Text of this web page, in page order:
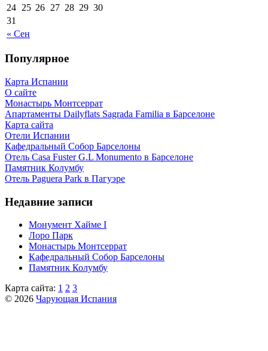
« Сен
24 25 26 27 28 29 30
31
Популярное
Карта Испании
О сайте
Монастырь Монтсеррат
Апартаменты Dailyflats Sagrada Familia в Барселоне
Карта сайта
Отели Испании
Кафeдрaльный Собор Барселоны
Отель Casa Fuster G.L Monumento в Барселоне
Пaмятник Колумбу
Отель Paguera Park в Пагуэре
Недавние записи
Монумент Хайме I
Лоро Парк
Монастырь Монтсеррат
Кафeдрaльный Собор Барселоны
Пaмятник Колумбу
Карта сайта: 1 2 3
© 2026 Чарующая Испания